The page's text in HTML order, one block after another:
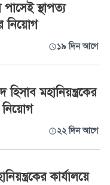
স্থাপত্য
নিয়োগ
১৯ দিন আগে
মহানিয়ন্ত্রকের
নিয়োগ
২২ দিন আগে
কার্যালয়ে